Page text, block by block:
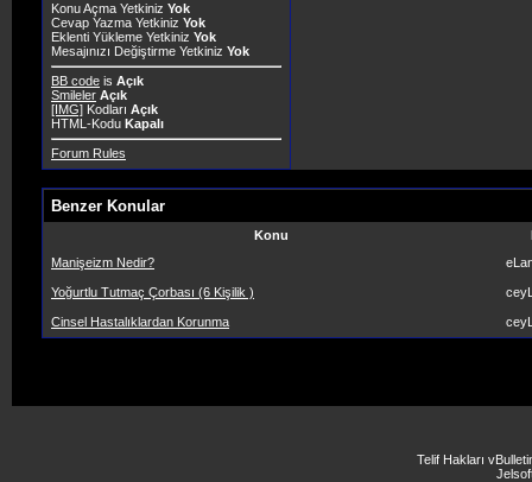
Konu Açma Yetkiniz Yok
Cevap Yazma Yetkiniz Yok
Eklenti Yükleme Yetkiniz Yok
Mesajınızı Değiştirme Yetkiniz Yok
BB code is Açık
Smileler Açık
[IMG] Kodları Açık
HTML-Kodu Kapalı
Forum Rules
Benzer Konular
Konu
Manişeizm Nedir?
Yoğurtlu Tutmaç Çorbası (6 Kişilik )
Cinsel Hastalıklardan Korunma
Telif Hakları